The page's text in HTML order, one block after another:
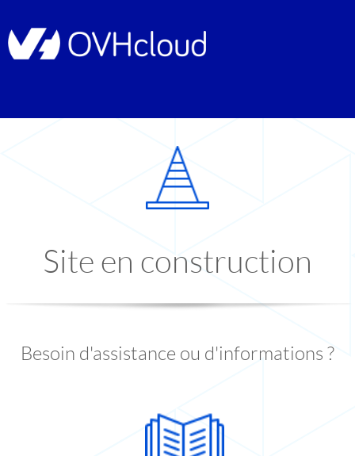
Site en construction
Besoin d'assistance ou d'informations ?